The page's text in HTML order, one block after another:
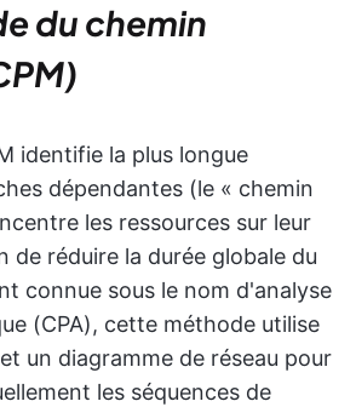
du chemin
identifie la plus longue
dépendantes (le « chemin
les ressources sur leur
de réduire la durée globale du
connue sous le nom d'analyse
(CPA), cette méthode utilise
un diagramme de réseau pour
les séquences de